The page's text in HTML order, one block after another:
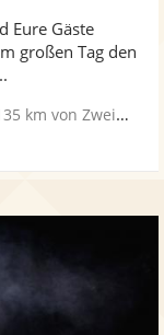
5
Sternen
Eure Gäste
großen Tag den
km von Zweibrücken